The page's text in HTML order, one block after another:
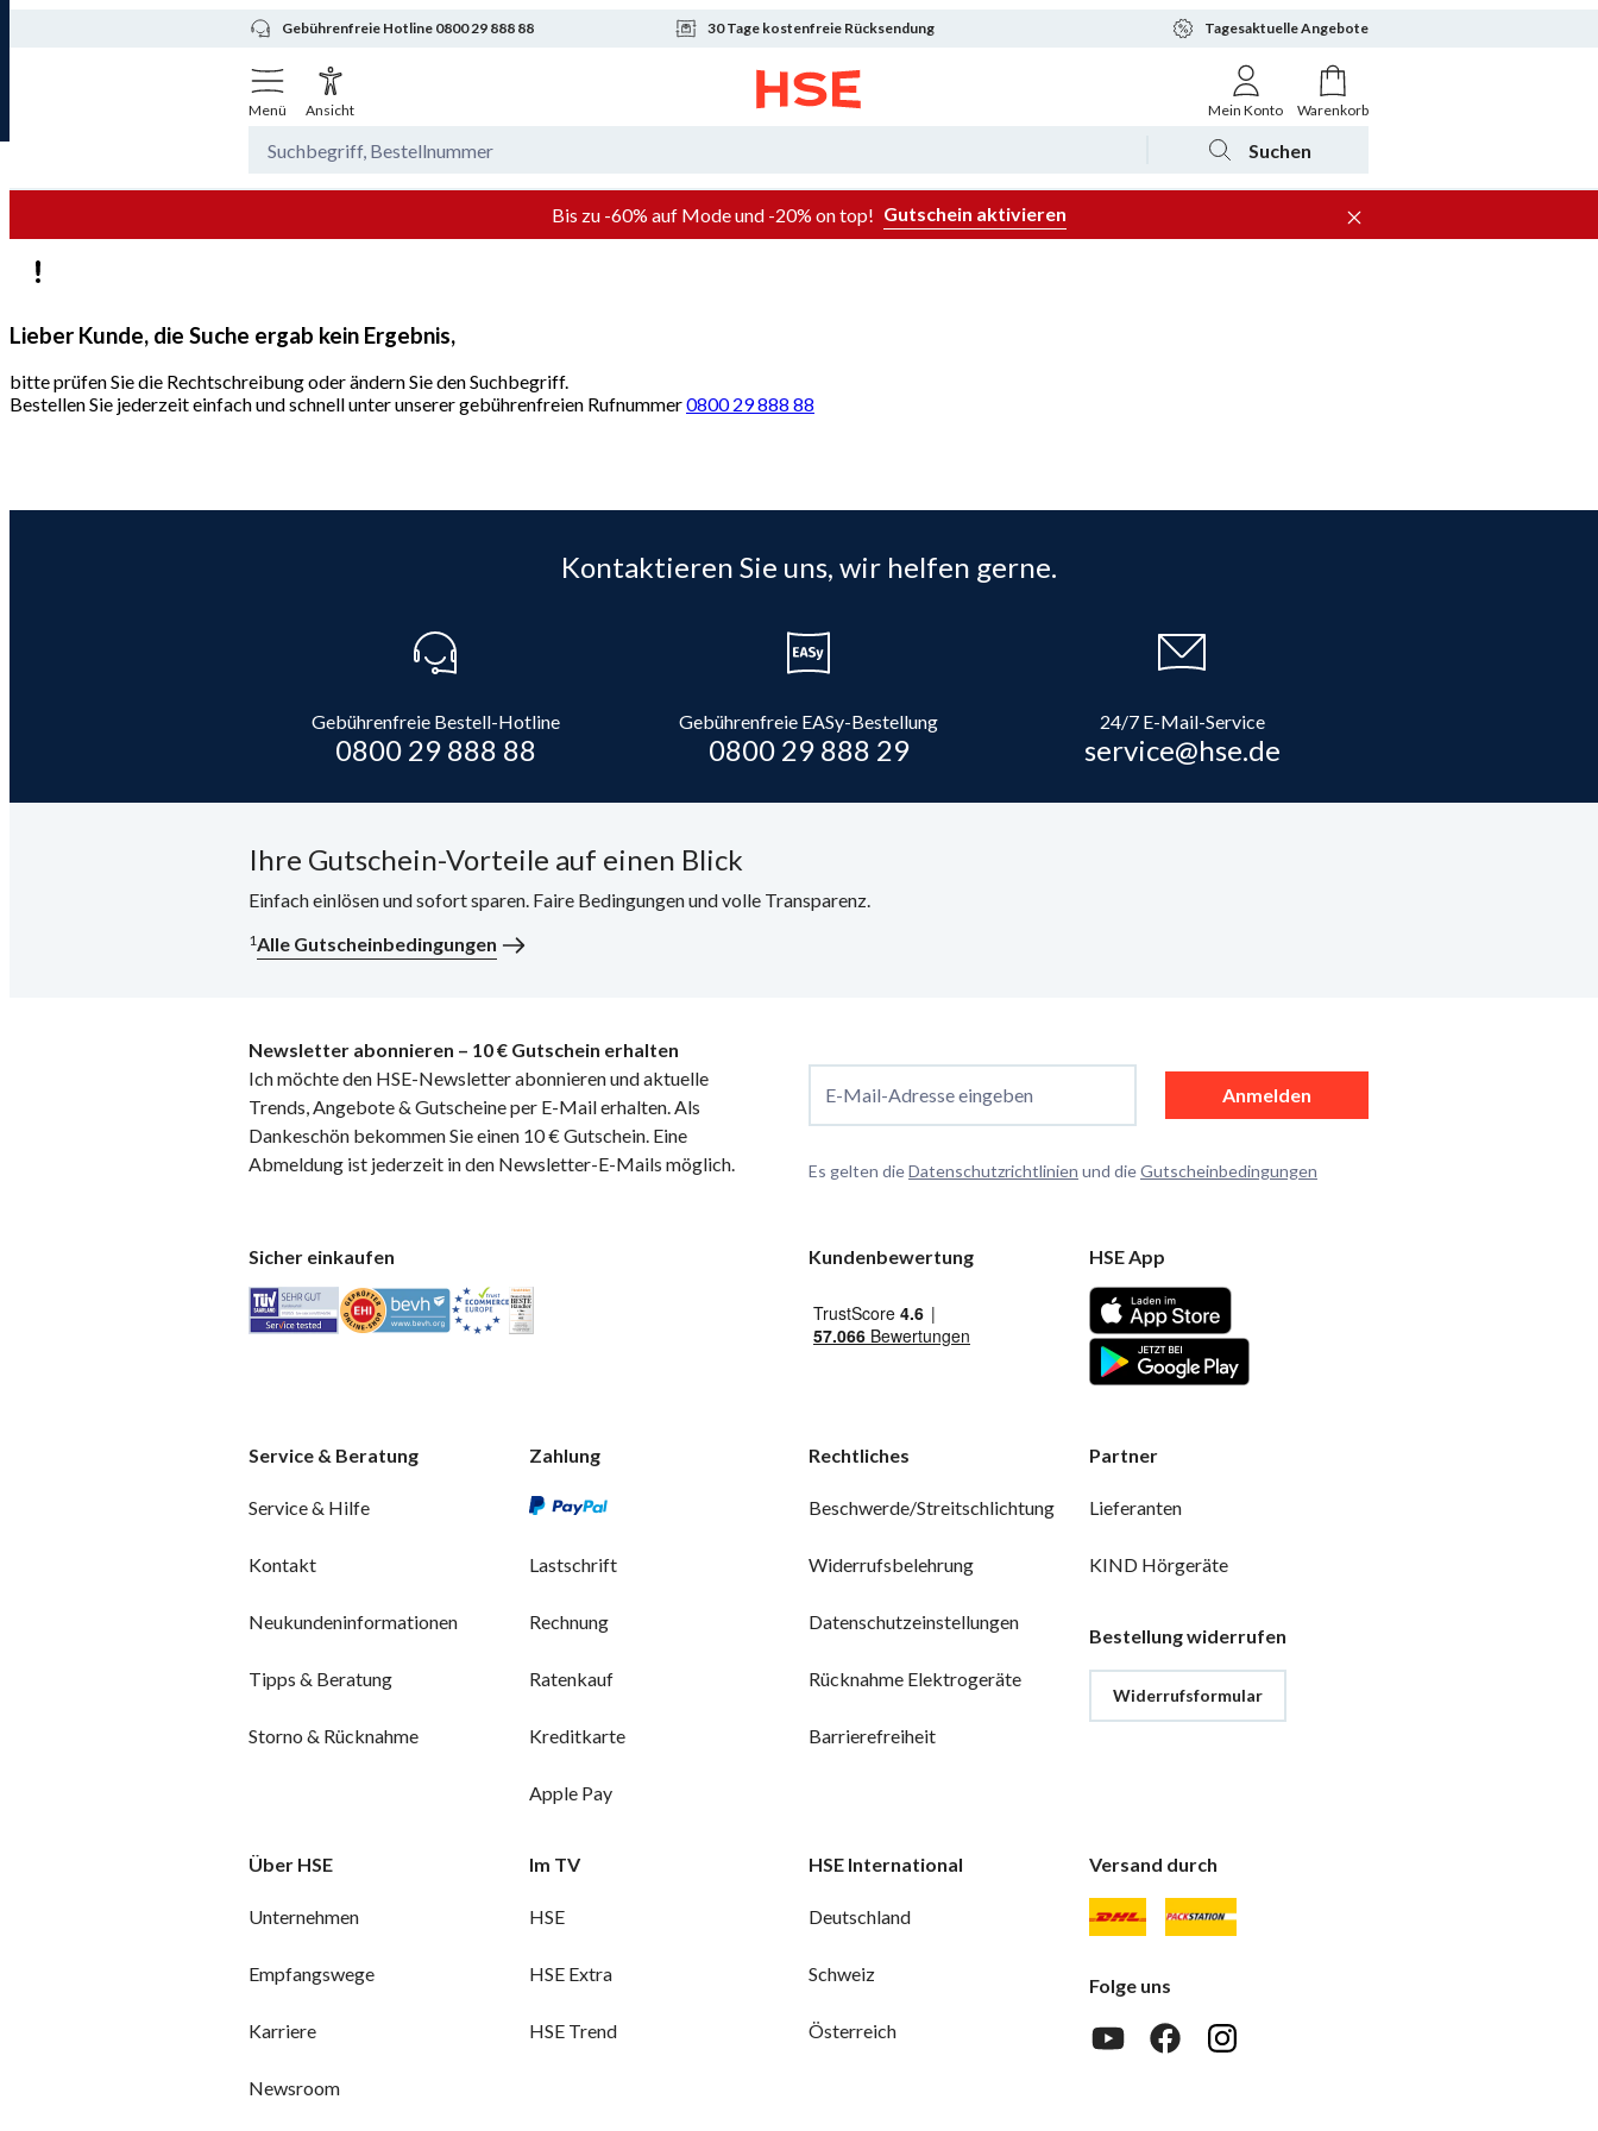
Gebührenfreie Hotline 0800 29 888 88 30 Tage kostenfreie Rücksendung Tagesaktuelle Angebote
Menü Ansicht Mein Konto Warenkorb
Suchen
Bis zu -60% auf Mode und -20% on top! Gutschein aktivieren
Lieber Kunde, die Suche ergab kein Ergebnis,
bitte prüfen Sie die Rechtschreibung oder ändern Sie den Suchbegriff.
Bestellen Sie jederzeit einfach und schnell unter unserer gebührenfreien Rufnummer0800 29 888 88
Kontaktieren Sie uns, wir helfen gerne.
Gebührenfreie Bestell-Hotline
0800 29 888 88
Gebührenfreie EASy-Bestellung
0800 29 888 29
24/7 E-Mail-Service
service@hse.de
Ihre Gutschein-Vorteile auf einen Blick
Einfach einlösen und sofort sparen. Faire Bedingungen und volle Transparenz.
1Alle Gutscheinbedingungen
Newsletter abonnieren – 10 € Gutschein erhalten
Ich möchte den HSE-Newsletter abonnieren und aktuelle
Trends, Angebote & Gutscheine per E-Mail erhalten. Als
Dankeschön bekommen Sie einen 10 € Gutschein. Eine
Abmeldung ist jederzeit in den Newsletter-E-Mails möglich.
E-Mail-Adresse eingeben Anmelden
Es gelten dieDatenschutzrichtlinien und dieGutscheinbedingungen
Sicher einkaufen Kundenbewertung HSE App
Service & Beratung
Service & Hilfe
Kontakt
Neukundeninformationen
Tipps & Beratung
Storno & Rücknahme
Zahlung
Lastschrift
Rechnung
Ratenkauf
Kreditkarte
Apple Pay
Rechtliches
Beschwerde/Streitschlichtung
Widerrufsbelehrung
Datenschutzeinstellungen
Rücknahme Elektrogeräte
Barrierefreiheit
Partner
Lieferanten
KIND Hörgeräte
Bestellung widerrufen
Widerrufsformular
Über HSE
Unternehmen
Empfangswege
Karriere
Newsroom
Im TV
HSE
HSE Extra
HSE Trend
HSE International
Deutschland
Schweiz
Österreich
Versand durch
Folge uns